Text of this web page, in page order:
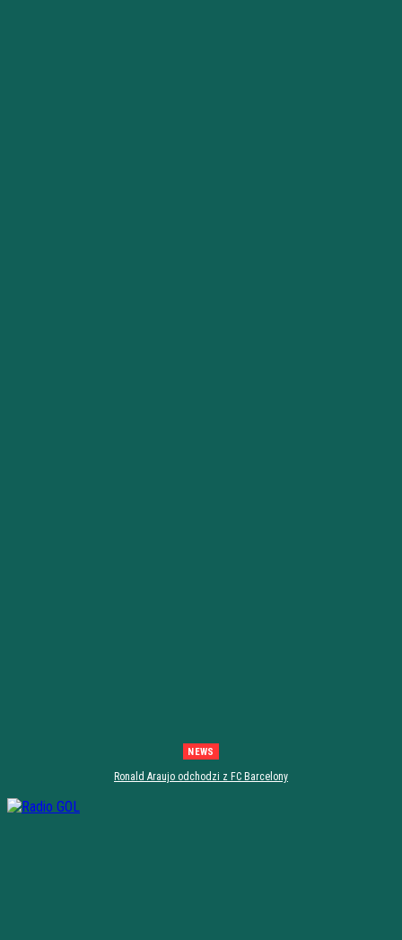
NEWS
Ronald Araujo odchodzi z FC Barcelony